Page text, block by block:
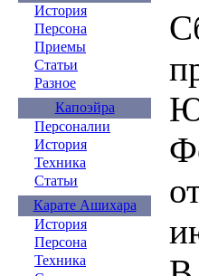
История
Персона
Приемы
Статьи
Разное
Капоэйра
Персоналии
История
Техника
Статьи
Карате Ашихара
История
Персона
Техника